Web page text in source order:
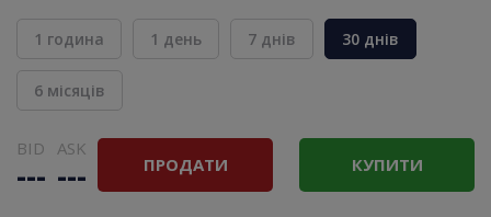
1 година 1 день 7 днів 30 днів
6 місяців
BID
---
ASK
--- ПРОДАТИ КУПИТИ